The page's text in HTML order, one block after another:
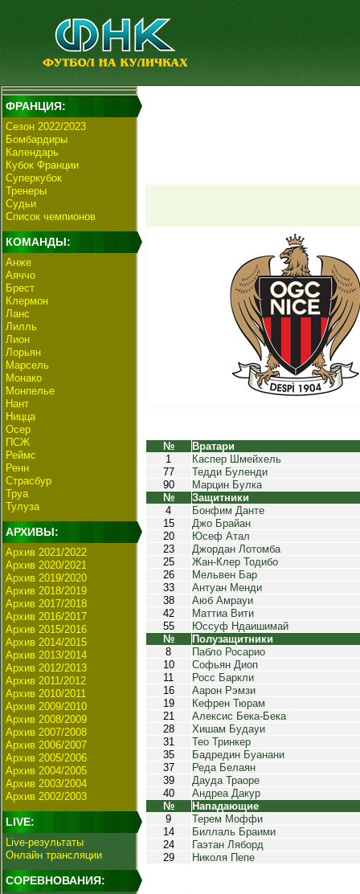
ФРАНЦИЯ:
Сезон 2022/2023
Бомбардиры
Календарь
Кубок Франции
Суперкубок
Тренеры
Судьи
Список чемпионов
КОМАНДЫ:
Анже
Аяччо
Брест
Клермон
Ланс
Лилль
Лион
Лорьян
Марсель
Монако
Монпелье
Нант
Ницца
Осер
ПСЖ
Реймс
Ренн
Страсбур
Труа
Тулуза
АРХИВЫ:
Архив 2021/2022
Архив 2020/2021
Архив 2019/2020
Архив 2018/2019
Архив 2017/2018
Архив 2016/2017
Архив 2015/2016
Архив 2014/2015
Архив 2013/2014
Архив 2012/2013
Архив 2011/2012
Архив 2010/2011
Архив 2009/2010
Архив 2008/2009
Архив 2007/2008
Архив 2006/2007
Архив 2005/2006
Архив 2004/2005
Архив 2003/2004
Архив 2002/2003
LIVE:
Live-результаты
Онлайн трансляции
СОРЕВНОВАНИЯ:
№
Вратари
1
Каспер Шмейхель
77
Тедди Буленди
90
Марцин Булка
№
Защитники
4
Бонфим Данте
15
Джо Брайан
20
Юсеф Атал
23
Джордан Лотомба
25
Жан-Клер Тодибо
26
Мельвен Бар
33
Антуан Менди
38
Аюб Амрауи
42
Маттиа Вити
55
Юссуф Ндаишимай
№
Полузащитники
8
Пабло Росарио
10
Софьян Диоп
11
Росс Баркли
16
Аарон Рэмзи
19
Кефрен Тюрам
21
Алексис Бека-Бека
28
Хишам Будауи
31
Тео Тринкер
35
Бадредин Буанани
37
Реда Белаян
39
Дауда Траоре
40
Андреа Дакур
№
Нападающие
9
Терем Моффи
14
Биллаль Браими
24
Гаэтан Ляборд
29
Николя Пепе